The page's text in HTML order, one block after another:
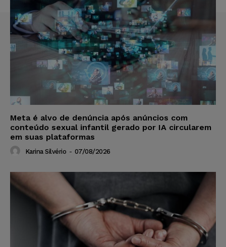
Meta é alvo de denúncia após anúncios com
conteúdo sexual infantil gerado por IA circularem
em suas plataformas
Karina Silvério - 07/08/2026